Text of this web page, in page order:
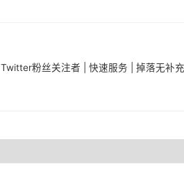
Twitter粉丝关注者 | 快速服务 | 掉落无补